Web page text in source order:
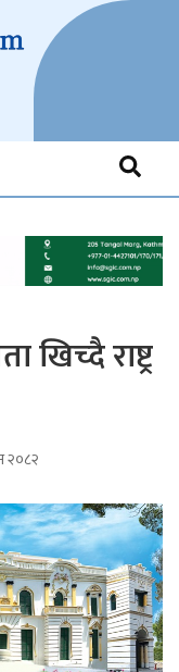
Opinions,
Sports, Youth, Model
राष्ट्र
२०८२